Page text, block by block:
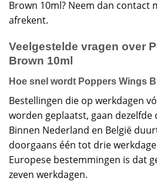
Brown 10ml? Neem dan contact
afrekent.
Veelgestelde vragen over
Brown 10ml
Hoe snel wordt Poppers Wings
Bestellingen die op werkdagen
worden geplaatst, gaan dezelfde
Binnen Nederland en België
doorgaans één tot drie
Europese bestemmingen is dat
zeven werkdagen.